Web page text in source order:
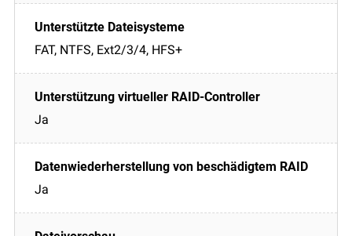
FAT, NTFS, Ext2/3/4, HFS+
Ja
Ja